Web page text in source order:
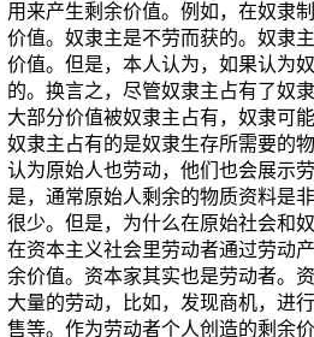
用来产生剩余价值。例如，在奴隶
价值。奴隶主是不劳而获的。奴隶
价值。但是，本人认为，如果认为
的。换言之，尽管奴隶主占有了奴
大部分价值被奴隶主占有，奴隶可
奴隶主占有的是奴隶生存所需要的
认为原始人也劳动，他们也会展示
是，通常原始人剩余的物质资料是
很少。但是，为什么在原始社会和
在资本主义社会里劳动者通过劳动
余价值。资本家其实也是劳动者。
大量的劳动，比如，发现商机，进
售等。作为劳动者个人创造的剩余